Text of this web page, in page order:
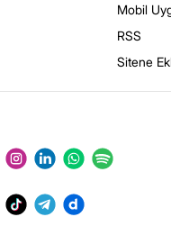
Mobil
RSS
Sitene